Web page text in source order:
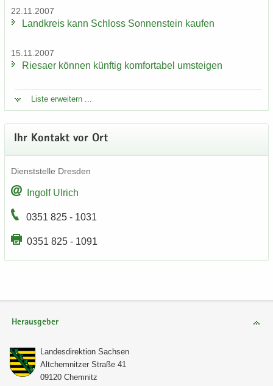
22.11.2007
Land­kreis kann Schloss Son­nen­stein kau­fen
15.11.2007
Rie­sa­er kön­nen künf­tig kom­for­ta­bel um­stei­gen
Liste er­wei­tern ...
Ihr Kon­takt vor Ort
Dienst­stel­le Dres­den
In­golf Ul­rich
0351 825 - 1031
0351 825 - 1091
Herausgeber
Lan­des­di­rek­ti­on Sach­sen
Alt­chem­nit­zer Stra­ße 41
09120 Chem­nitz